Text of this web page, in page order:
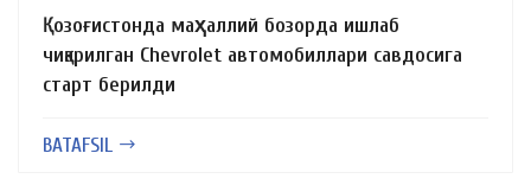
Қозоғистонда маҳаллий бозорда ишлаб
чиқарилган Chevrolet автомобиллари савдосига
старт берилди
BATAFSIL